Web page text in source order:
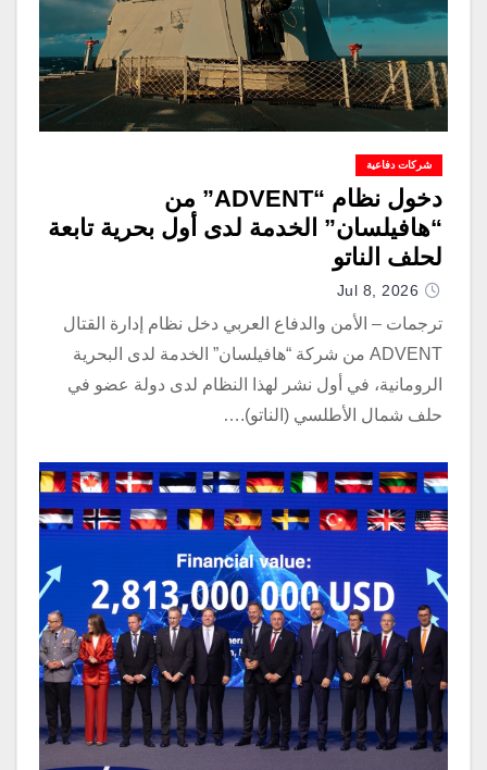
شركات دفاعية
دخول نظام “ADVENT” من
“هافيلسان” الخدمة لدى أول بحرية تابعة
لحلف الناتو
Jul 8, 2026
ترجمات – الأمن والدفاع العربي دخل نظام إدارة القتال
ADVENT من شركة “هافيلسان” الخدمة لدى البحرية
الرومانية، في أول نشر لهذا النظام لدى دولة عضو في
حلف شمال الأطلسي (الناتو).…